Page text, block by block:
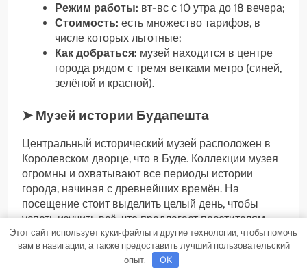
Режим работы: вт-вс с 10 утра до 18 вечера;
Стоимость: есть множество тарифов, в
числе которых льготные;
Как добраться: музей находится в центре
города рядом с тремя ветками метро (синей,
зелёной и красной).
➤ Музей истории Будапешта
Центральный исторический музей расположен в
Королевском дворце, что в Буде. Коллекции музея
огромны и охватывают все периоды истории
города, начиная с древнейших времён. На
посещение стоит выделить целый день, чтобы
успеть изучить всё, что предлагает посетителям
музей.
Здесь можно рассмотреть элементы парадного
Этот сайт использует куки-файлы и другие технологии, чтобы помочь
вам в навигации, а также предоставить лучший пользовательский
опыт.
OK